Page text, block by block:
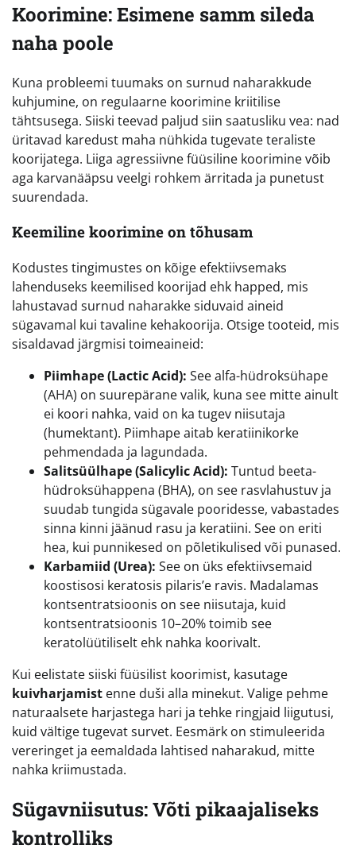
Koorimine: Esimene samm sileda
naha poole
Kuna probleemi tuumaks on surnud naharakkude
kuhjumine, on regulaarne koorimine kriitilise
tähtsusega. Siiski teevad paljud siin saatusliku vea: nad
üritavad karedust maha nühkida tugevate teraliste
koorijatega. Liiga agressiivne füüsiline koorimine võib
aga karvanääpsu veelgi rohkem ärritada ja punetust
suurendada.
Keemiline koorimine on tõhusam
Kodustes tingimustes on kõige efektiivsemaks
lahenduseks keemilised koorijad ehk happed, mis
lahustavad surnud naharakke siduvaid aineid
sügavamal kui tavaline kehakoorija. Otsige tooteid, mis
sisaldavad järgmisi toimeaineid:
Piimhape (Lactic Acid): See alfa-hüdroksühape
(AHA) on suurepärane valik, kuna see mitte ainult
ei koori nahka, vaid on ka tugev niisutaja
(humektant). Piimhape aitab keratiinikorke
pehmendada ja lagundada.
Salitsüülhape (Salicylic Acid): Tuntud beeta-
hüdroksühappena (BHA), on see rasvlahustuv ja
suudab tungida sügavale pooridesse, vabastades
sinna kinni jäänud rasu ja keratiini. See on eriti
hea, kui punnikesed on põletikulised või punased.
Karbamiid (Urea): See on üks efektiivsemaid
koostisosi keratosis pilaris’e ravis. Madalamas
kontsentratsioonis on see niisutaja, kuid
kontsentratsioonis 10–20% toimib see
keratolüütiliselt ehk nahka koorivalt.
Kui eelistate siiski füüsilist koorimist, kasutage
kuivharjamist enne duši alla minekut. Valige pehme
naturaalsete harjastega hari ja tehke ringjaid liigutusi,
kuid vältige tugevat survet. Eesmärk on stimuleerida
vereringet ja eemaldada lahtised naharakud, mitte
nahka kriimustada.
Sügavniisutus: Võti pikaajaliseks
kontrolliks